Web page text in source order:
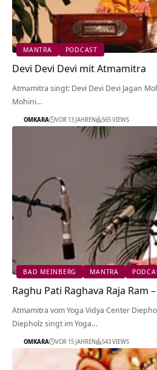
MANTRA PODCAST
Devi Devi Devi mit Atmamitra
Atmamitra singt: Devi Devi Devi Jagan
Mohini…
OMKARA VOR 13 JAHREN 565 VIEWS
BAD MEINBERG MANTRA
Raghu Pati Raghava Raja Ram
Atmamitra vom Yoga Vidya Center
Diepholz singt im Yoga…
OMKARA VOR 15 JAHREN 543 VIEWS